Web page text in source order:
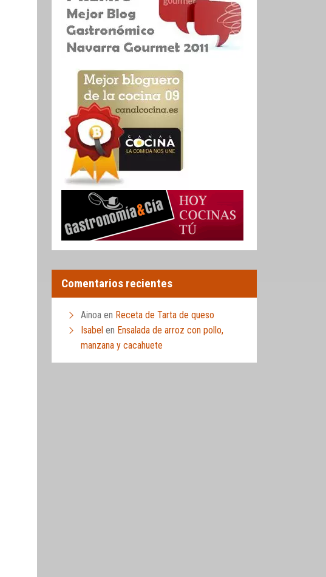
Comentarios recientes
Ainoa en Receta de Tarta de queso
Isabel en Ensalada de arroz con pollo,
manzana y cacahuete